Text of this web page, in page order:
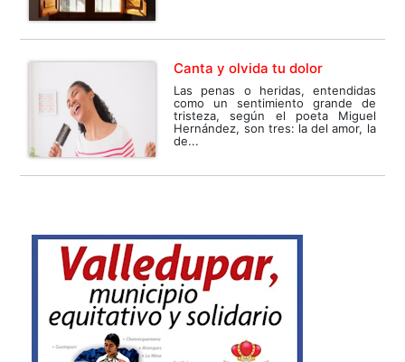
Canta y olvida tu dolor
Las penas o heridas, entendidas
como un sentimiento grande de
tristeza, según el poeta Miguel
Hernández, son tres: la del amor, la
de...